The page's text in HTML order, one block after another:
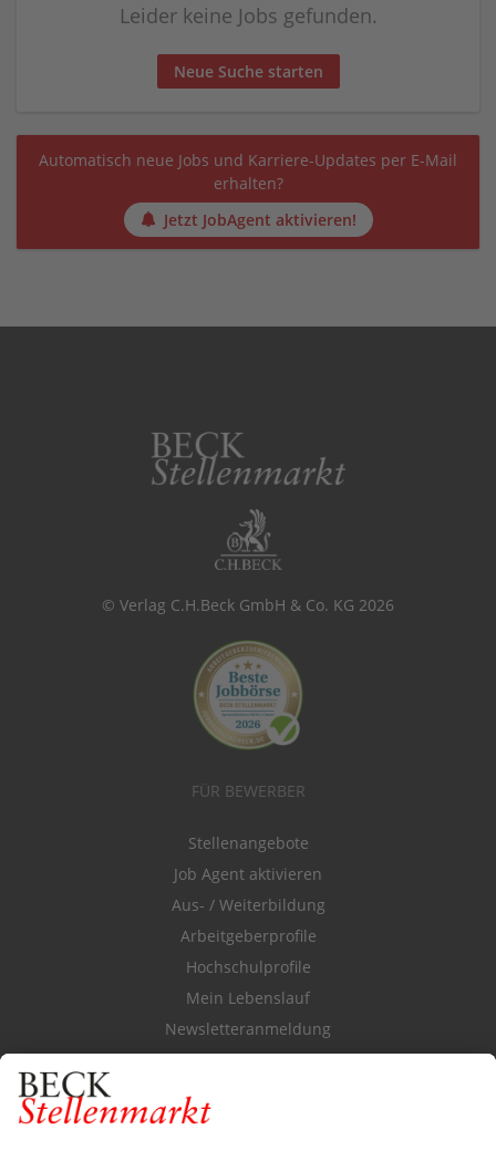
Leider keine Jobs gefunden.
Neue Suche starten
Automatisch neue Jobs und Karriere-Updates per E-Mail
erhalten?
Jetzt JobAgent aktivieren!
© Verlag C.H.Beck GmbH & Co. KG 2026
FÜR BEWERBER
Stellenangebote
Job Agent aktivieren
Aus- / Weiterbildung
Arbeitgeberprofile
Hochschulprofile
Mein Lebenslauf
Newsletteranmeldung
Durchsuchen Sie den Stellenkatalog
FÜR ARBEITGEBER